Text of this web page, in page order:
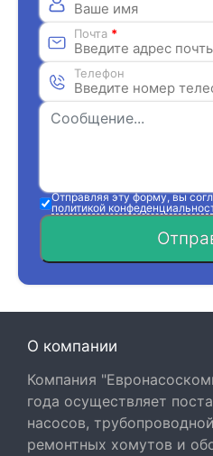
Почта *
Телефон
Отправляя эту форму, вы
политикой
О компании
Компания
года осуществляет
насосов,
ремонтных хомутов и